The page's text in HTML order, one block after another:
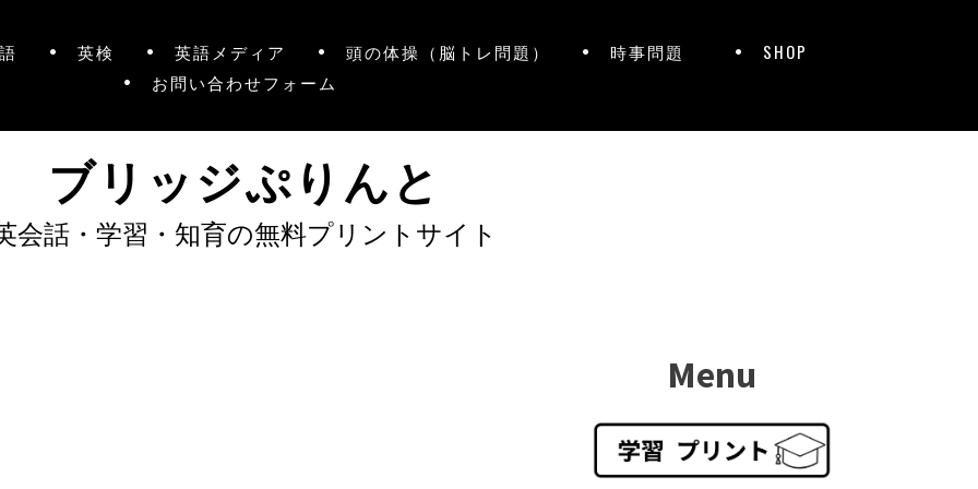
英検 英語メディア 頭の体操（脳トレ問題） 時事問題
SHOP
お問い合わせフォーム
ブリッジぷりんと
会話・学習・知育の無料プリントサイト
Menu